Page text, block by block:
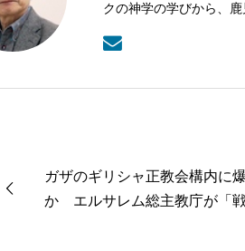
クの神学の学びから、
本バプテスト連盟常務理
ガザのギリシャ正教会構内に
か エルサレム総主教庁が「